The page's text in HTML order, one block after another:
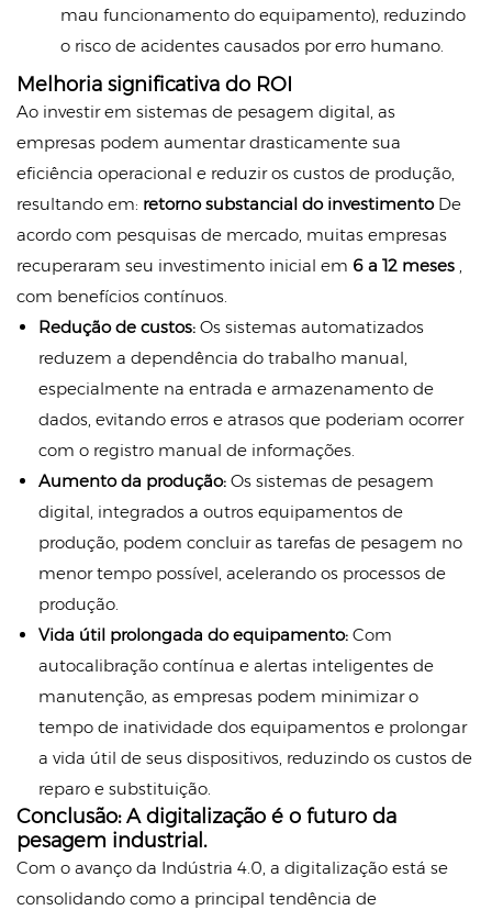
mau funcionamento do equipamento), reduzindo
o risco de acidentes causados por erro humano.
Melhoria significativa do ROI
Ao investir em sistemas de pesagem digital, as
empresas podem aumentar drasticamente sua
eficiência operacional e reduzir os custos de produção,
resultando em: retorno substancial do investimento De
acordo com pesquisas de mercado, muitas empresas
recuperaram seu investimento inicial em 6 a 12 meses ,
com benefícios contínuos.
Redução de custos: Os sistemas automatizados
reduzem a dependência do trabalho manual,
especialmente na entrada e armazenamento de
dados, evitando erros e atrasos que poderiam ocorrer
com o registro manual de informações.
Aumento da produção: Os sistemas de pesagem
digital, integrados a outros equipamentos de
produção, podem concluir as tarefas de pesagem no
menor tempo possível, acelerando os processos de
produção.
Vida útil prolongada do equipamento: Com
autocalibração contínua e alertas inteligentes de
manutenção, as empresas podem minimizar o
tempo de inatividade dos equipamentos e prolongar
a vida útil de seus dispositivos, reduzindo os custos de
reparo e substituição.
Conclusão: A digitalização é o futuro da
pesagem industrial.
Com o avanço da Indústria 4.0, a digitalização está se
consolidando como a principal tendência de